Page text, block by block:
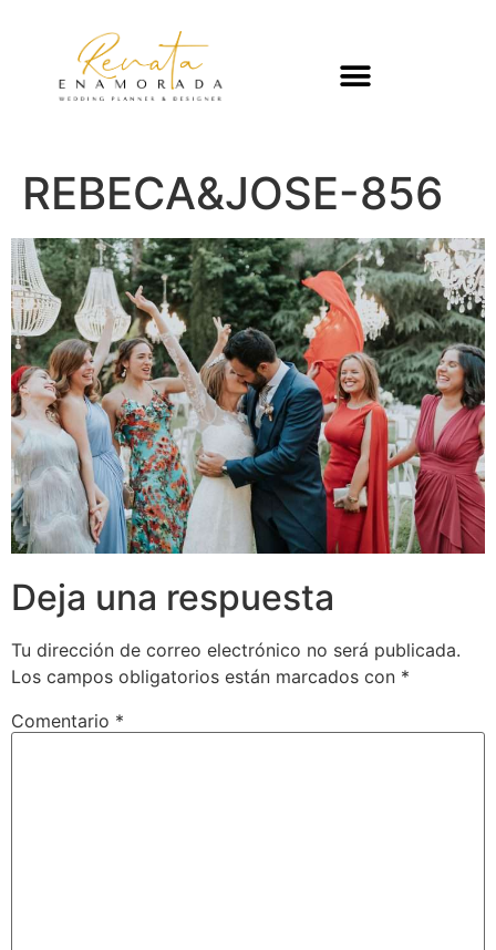
REBECA&JOSE-856
Deja una respuesta
Tu dirección de correo electrónico no será publicada.
Los campos obligatorios están marcados con *
Comentario *